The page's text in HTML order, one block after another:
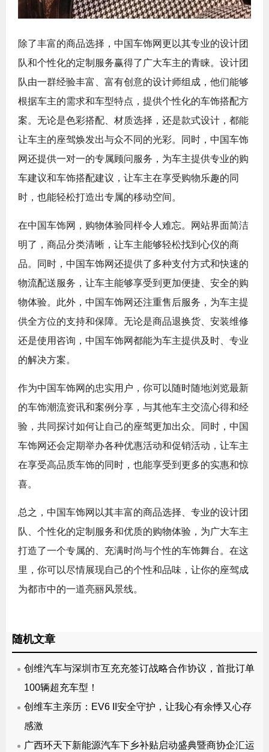
除了丰富的商品选择，中国车饰网更以其专业的设计团
队和个性化的定制服务赢得了广大车主的青睐。设计团
队由一群经验丰富、富有创意的设计师组成，他们能够
根据车主的需求和车型特点，提供个性化的车饰搭配方
案。无论是色彩搭配、材质选择，还是款式设计，都能
让车主的座驾焕发出与众不同的光彩。同时，中国车饰
网还提供一对一的专属顾问服务，为车主提供专业的购
车建议和车饰搭配建议，让车主在享受购物乐趣的同
时，也能轻松打造出专属的移动空间。
在中国车饰网，购物体验同样令人难忘。网站界面简洁
明了，商品分类清晰，让车主能够轻松找到心仪的商
品。同时，中国车饰网还提供了多种支付方式和快速的
物流配送服务，让车主能够享受到更加便捷、安全的购
物体验。此外，中国车饰网还注重售后服务，为车主提
供全方位的支持和保障。无论是商品退换货、安装维修
还是使用咨询，中国车饰网都能为车主提供及时、专业
的解决方案。
作为中国车饰网的忠实用户，你可以随时随地浏览最新
的车饰潮流资讯和案例分享，与其他车主交流心得和经
验，共同探讨如何让自己的座驾更加出众。同时，中国
车饰网还会定期举办各种优惠活动和促销活动，让车主
在享受高品质车饰的同时，也能享受到更多的实惠和惊
喜。
总之，中国车饰网以其丰富的商品选择、专业的设计团
队、个性化的定制服务和优质的购物体验，为广大车主
打造了一个专属的、充满时尚与个性的车饰舞台。在这
里，你可以尽情展现自己的个性和品味，让你的座驾成
为都市中的一道亮丽风景线。
随机文章
创维汽车与深圳市互充充签订战略合作协议，首批订单
100辆超充车型！
创维车主亲历：EV6 II安全守护，让我心有余悸又心存
感激
广西环天下新能源汽车下乡补贴启动盛典暨商协企汇运